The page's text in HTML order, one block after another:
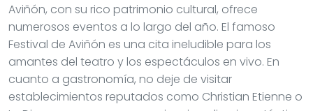
Aviñón, con su rico patrimonio cultural, ofrece
numerosos eventos a lo largo del año. El famoso
Festival de Aviñón es una cita ineludible para los
amantes del teatro y los espectáculos en vivo. En
cuanto a gastronomía, no deje de visitar
establecimientos reputados como Christian Etienne o